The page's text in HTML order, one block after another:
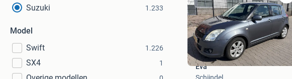
Suzuki
1.233
Model
Swift
1.226
SX4 1
in
Mijn
Eva
Schijndel